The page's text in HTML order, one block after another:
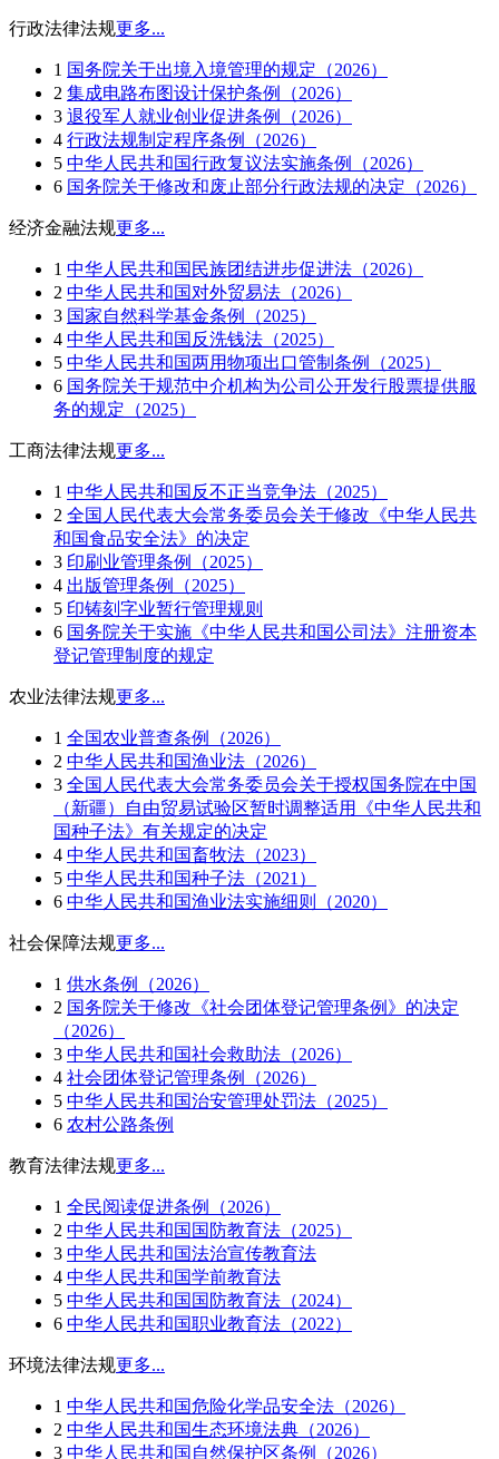
行政法律法规更多...
1 国务院关于出境入境管理的规定（2026）
2 集成电路布图设计保护条例（2026）
3 退役军人就业创业促进条例（2026）
4 行政法规制定程序条例（2026）
5 中华人民共和国行政复议法实施条例（2026）
6 国务院关于修改和废止部分行政法规的决定（2026）
经济金融法规更多...
1 中华人民共和国民族团结进步促进法（2026）
2 中华人民共和国对外贸易法（2026）
3 国家自然科学基金条例（2025）
4 中华人民共和国反洗钱法（2025）
5 中华人民共和国两用物项出口管制条例（2025）
6 国务院关于规范中介机构为公司公开发行股票提供服
务的规定（2025）
工商法律法规更多...
1 中华人民共和国反不正当竞争法（2025）
2 全国人民代表大会常务委员会关于修改《中华人民共
和国食品安全法》的决定
3 印刷业管理条例（2025）
4 出版管理条例（2025）
5 印铸刻字业暂行管理规则
6 国务院关于实施《中华人民共和国公司法》注册资本
登记管理制度的规定
农业法律法规更多...
1 全国农业普查条例（2026）
2 中华人民共和国渔业法（2026）
3 全国人民代表大会常务委员会关于授权国务院在中国
（新疆）自由贸易试验区暂时调整适用《中华人民共和
国种子法》有关规定的决定
4 中华人民共和国畜牧法（2023）
5 中华人民共和国种子法（2021）
6 中华人民共和国渔业法实施细则（2020）
社会保障法规更多...
1 供水条例（2026）
2 国务院关于修改《社会团体登记管理条例》的决定
（2026）
3 中华人民共和国社会救助法（2026）
4 社会团体登记管理条例（2026）
5 中华人民共和国治安管理处罚法（2025）
6 农村公路条例
教育法律法规更多...
1 全民阅读促进条例（2026）
2 中华人民共和国国防教育法（2025）
3 中华人民共和国法治宣传教育法
4 中华人民共和国学前教育法
5 中华人民共和国国防教育法（2024）
6 中华人民共和国职业教育法（2022）
环境法律法规更多...
1 中华人民共和国危险化学品安全法（2026）
2 中华人民共和国生态环境法典（2026）
3 中华人民共和国自然保护区条例（2026）